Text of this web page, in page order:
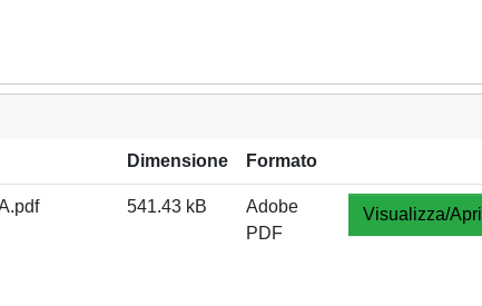
Dimensione Formato
541.43 kB
Adobe
PDF
Visualizza/Apri